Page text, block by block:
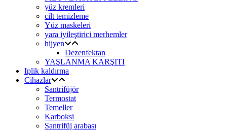
yüz kremleri
cilt temizleme
Yüz maskeleri
yara iyileştirici merhemler
hijyen
Dezenfektan
YAŞLANMA KARŞITI
Iplik kaldırma
Cihazlar
Santrifüjör
Termostat
Temeller
Karboksi
Santrifüj arabası